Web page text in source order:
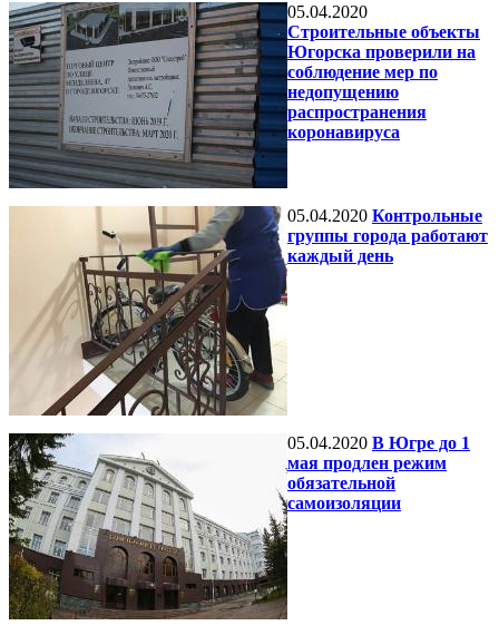
05.04.2020
Строительные объекты
Югорска проверили на
соблюдение мер по
недопущению
распространения
коронавируса
05.04.2020 Контрольные
группы города работают
каждый день
05.04.2020 В Югре до 1
мая продлен режим
обязательной
самоизоляции